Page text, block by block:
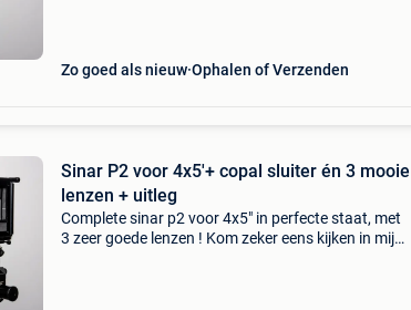
Zo goed als nieuw Ophalen of Verzenden
Sinar P2 voor 4x5'+ copal sluiter én 3 mooie
lenzen + uitleg
Complete sinar p2 voor 4x5" in perfecte staat, met
3 zeer goede lenzen ! Kom zeker eens kijken in mijn